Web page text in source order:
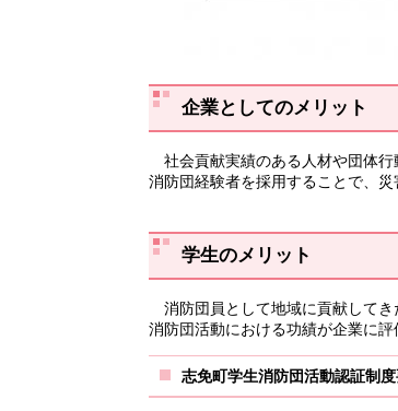
企業としてのメリット
社会貢献実績のある人材や団体行
消防団経験者を採用することで、災
学生のメリット
消防団員として地域に貢献してき
消防団活動における功績が企業に
志免町学生消防団活動認証制